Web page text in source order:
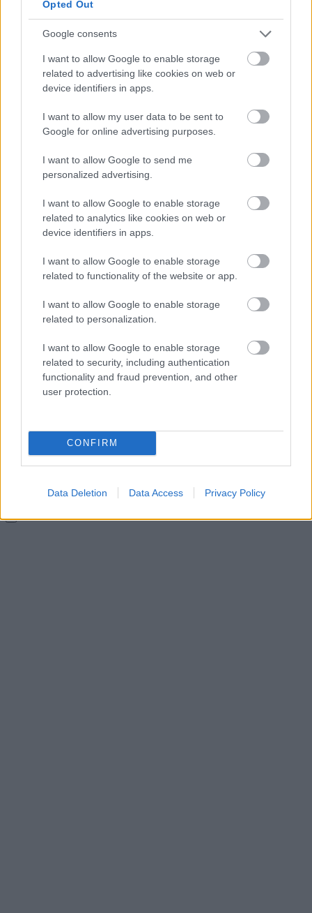
Opted Out
Google consents
I want to allow Google to enable storage
related to advertising like cookies on web or
device identifiers in apps.
I want to allow my user data to be sent to
Google for online advertising purposes.
I want to allow Google to send me
personalized advertising.
I want to allow Google to enable storage
related to analytics like cookies on web or
device identifiers in apps.
I want to allow Google to enable storage
related to functionality of the website or app.
I want to allow Google to enable storage
related to personalization.
I want to allow Google to enable storage
related to security, including authentication
functionality and fraud prevention, and other
user protection.
CONFIRM
Data Deletion Data Access Privacy Policy
Rögzítheted azáltalad tapasztalt árakat, melyről azonnal
tájékoztatjuk az üzemeltetőt
Értékelheteda kutakat, a szolgáltatásaikat, az üzemanyag minőségét
Összeállíthatodkedvenc töltőállomásaid listáját
és belépéskor
azonnal látod az aktuális áraikat
Árváltozási hírlevél
COPYRIGHT 2023 MINDEN JOG
FENNTARTVA | 3 P ONLINE KFT.
Független Benzinkutak Szövetségével
Kapcsolat
Impresszum
Adatkezelési tájékoztató
Holtankoljak.hu
holtankoljak.hu
holtankoljak.hu
holtankoljak.hu